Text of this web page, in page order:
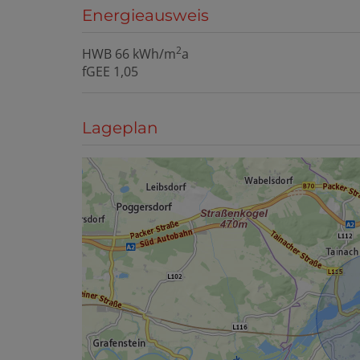
Energieausweis
HWB 66 kWh/m2a
fGEE 1,05
Lageplan